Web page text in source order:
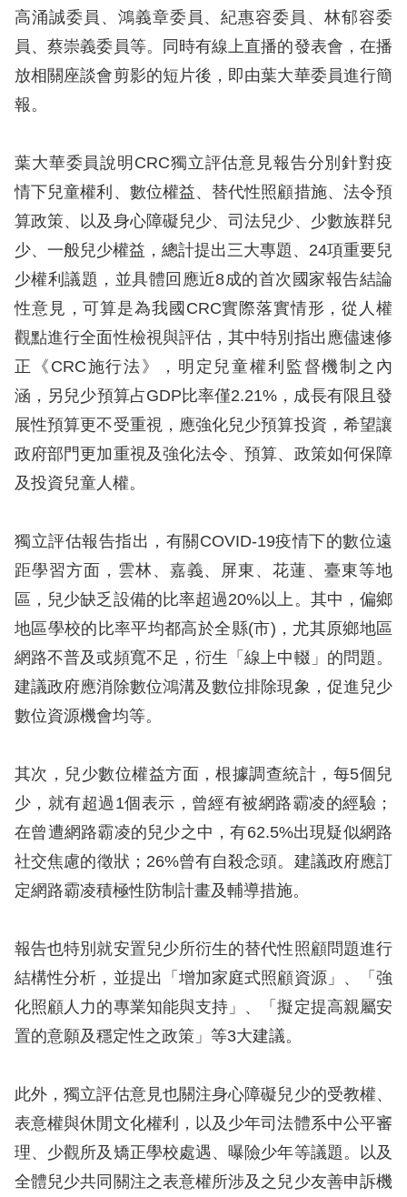
擇
語
言
回
首
頁
網
站
導
覽
網
站
安
政
策
政
府
網
資
料
開
放
告
無
障
高涌誠委員、鴻義章委員、紀惠容委員、林郁容委
員、蔡崇義委員等。同時有線上直播的發表會，在播
放相關座談會剪影的短片後，即由葉大華委員進行簡
報。
葉大華委員說明CRC獨立評估意見報告分別針對疫
情下兒童權利、數位權益、替代性照顧措施、法令預
算政策、以及身心障礙兒少、司法兒少、少數族群兒
少、一般兒少權益，總計提出三大專題、24項重要兒
少權利議題，並具體回應近8成的首次國家報告結論
性意見，可算是為我國CRC實際落實情形，從人權
觀點進行全面性檢視與評估，其中特別指出應儘速修
正《CRC施行法》，明定兒童權利監督機制之內
涵，另兒少預算占GDP比率僅2.21%，成長有限且發
展性預算更不受重視，應強化兒少預算投資，希望讓
政府部門更加重視及強化法令、預算、政策如何保障
及投資兒童人權。
獨立評估報告指出，有關COVID-19疫情下的數位遠
距學習方面，雲林、嘉義、屏東、花蓮、臺東等地
區，兒少缺乏設備的比率超過20%以上。其中，偏鄉
地區學校的比率平均都高於全縣(市)，尤其原鄉地區
網路不普及或頻寬不足，衍生「線上中輟」的問題。
建議政府應消除數位鴻溝及數位排除現象，促進兒少
數位資源機會均等。
其次，兒少數位權益方面，根據調查統計，每5個兒
少，就有超過1個表示，曾經有被網路霸凌的經驗；
在曾遭網路霸凌的兒少之中，有62.5%出現疑似網路
社交焦慮的徵狀；26%曾有自殺念頭。建議政府應訂
定網路霸凌積極性防制計畫及輔導措施。
報告也特別就安置兒少所衍生的替代性照顧問題進行
結構性分析，並提出「增加家庭式照顧資源」、「強
化照顧人力的專業知能與支持」、「擬定提高親屬安
置的意願及穩定性之政策」等3大建議。
此外，獨立評估意見也關注身心障礙兒少的受教權、
表意權與休閒文化權利，以及少年司法體系中公平審
理、少觀所及矯正學校處遇、曝險少年等議題。以及
全體兒少共同關注之表意權所涉及之兒少友善申訴機